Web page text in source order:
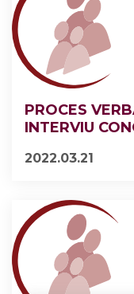
PROCES
INTERVIU
2022.03.21